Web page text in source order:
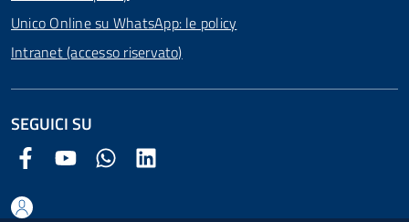
Unico Online su WhatsApp: le policy
Intranet (accesso riservato)
SEGUICI SU
Facebook Comune di Arezzo
Youtube Comune di Arezzo
Twitter Comune di Arezzo